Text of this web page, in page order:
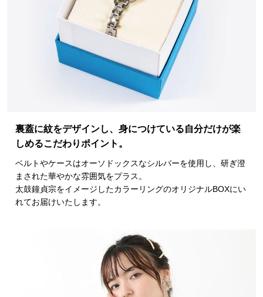
裏蓋に紋をデザインし、身につけている自分だけが楽
しめるこだわりポイント。
ベルトやケースはオーソドックスなシルバーを使用し、研ぎ澄
まされた華やかな雰囲気をプラス。
太鼓鐘貞宗をイメージしたカラーリングのオリジナルBOXにい
れてお届けいたします。